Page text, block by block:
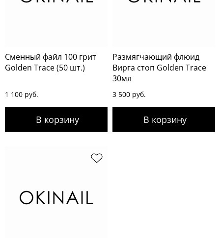
Сменный файл 100 грит
Golden Trace (50 шт.)
1 100 руб.
Размягчающий флюид
Вирга стоп Golden Trace
30мл
3 500 руб.